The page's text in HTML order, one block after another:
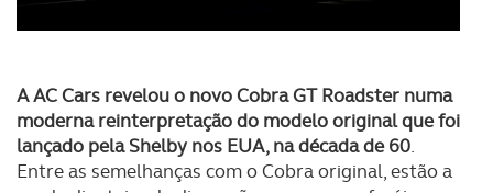
A AC Cars revelou o novo Cobra GT Roadster numa
moderna reinterpretação do modelo original que foi
lançado pela Shelby nos EUA, na década de 60.
Entre as semelhanças com o Cobra original, estão a